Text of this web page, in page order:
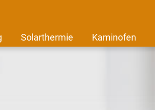
Solarthermie Kaminofen